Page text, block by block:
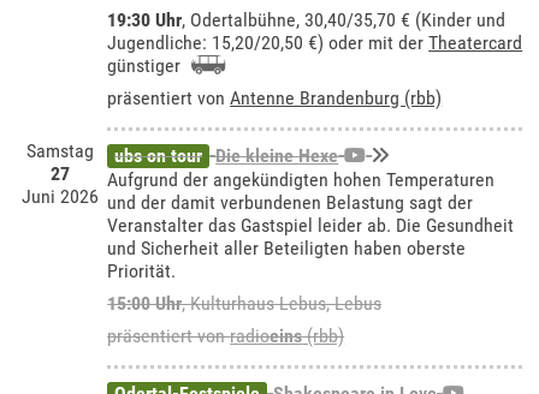
19:30 Uhr, Odertalbühne, 30,40/35,70 € (Kinder und
Jugendliche: 15,20/20,50 €) oder mit derTheatercard
günstiger
präsentiert vonAntenne Brandenburg (rbb)
Samstag
27
Juni 2026
ubs on tour Die kleine Hexe
Aufgrund der angekündigten hohen Temperaturen
und der damit verbundenen Belastung sagt der
Veranstalter das Gastspiel leider ab. Die Gesundheit
und Sicherheit aller Beteiligten haben oberste
Priorität.
15:00 Uhr,Kulturhaus Lebus, Lebus
präsentiert vonradioeins(rbb)